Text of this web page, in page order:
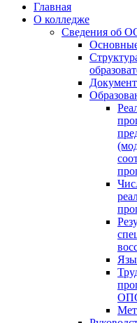
Главная
О колледже
Сведения об